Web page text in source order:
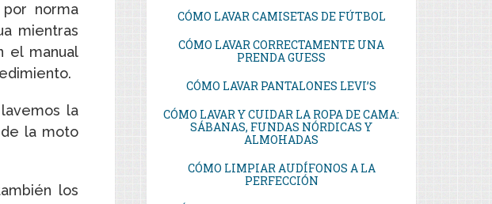
norma
mientras
el manual
la
la moto
los
CÓMO LAVAR CAMISETAS DE FÚTBOL
CÓMO LAVAR CORRECTAMENTE UNA
PRENDA GUESS
CÓMO LAVAR PANTALONES LEVI’S
CÓMO LAVAR Y CUIDAR LA ROPA DE CAMA:
SÁBANAS, FUNDAS NÓRDICAS Y
ALMOHADAS
CÓMO LIMPIAR AUDÍFONOS A LA
PERFECCIÓN